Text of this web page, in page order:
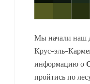
Мы начали наш
Крус-эль-
информацию о
пройтись по